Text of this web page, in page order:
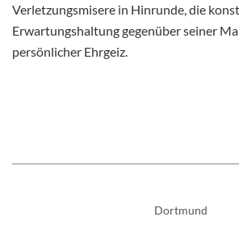
Verletzungsmisere in Hinrunde, die
Erwartungshaltung gegenüber seiner
persönlicher Ehrgeiz.
Dortmund